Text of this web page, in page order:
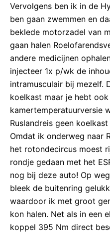
Vervolgens ben ik in de
ben gaan zwemmen en
beklede motorzadel van
gaan halen
andere medicijnen
injecteer 1x p/wk de
intramusculair bij mezelf.
koelkast maar je hebt ook
kamertemperatuurversie
Ruslandreis geen
Omdat ik onderweg naar
het rotondecircus moest
rondje gedaan met het
nog bij deze auto! Op
bleek de buitenring
waardoor ik met groot
kon halen. Net als in een
koppel 395 Nm direct